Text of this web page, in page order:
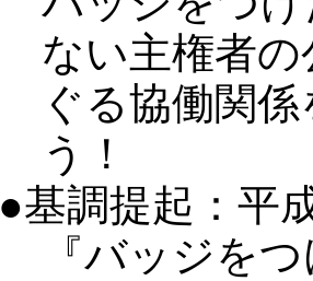
ない主権者
ぐる協働関
う！
●基調提起：平
『バッジを